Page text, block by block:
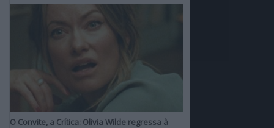
O Convite, a Crítica: Olivia Wilde regressa à